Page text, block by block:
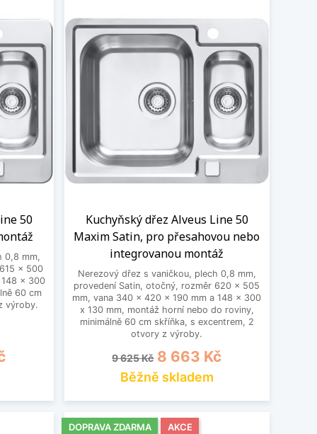
50
0,8 mm,
x 500
x 300
60 cm
výroby.
Kuchyňský dřez Alveus Line 50
Maxim Satin, pro přesahovou nebo
integrovanou montáž
Nerezový dřez s vaničkou, plech 0,8 mm,
provedení Satin, otočný, rozměr 620 x 505
mm, vana 340 x 420 x 190 mm a 148 x 300
x 130 mm, montáž horní nebo do roviny,
minimálně 60 cm skříňka, s excentrem, 2
otvory z výroby.
Běžná cena
9 625 Kč Cena
8 663 Kč
Běžně skladem
DOPRAVA ZDARMA AKCE